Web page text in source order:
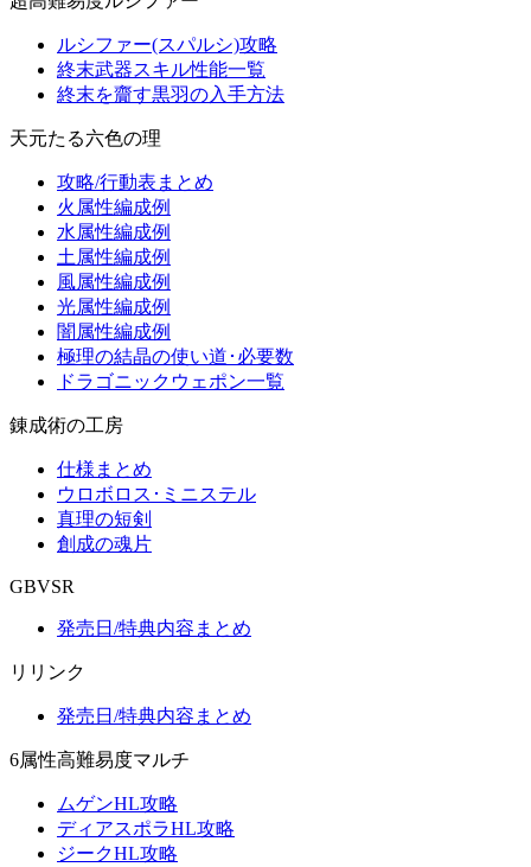
ルシファー(スパルシ)攻略
終末武器スキル性能一覧
終末を齎す黒羽の入手方法
天元たる六色の理
攻略/行動表まとめ
火属性編成例
水属性編成例
土属性編成例
風属性編成例
光属性編成例
闇属性編成例
極理の結晶の使い道･必要数
ドラゴニックウェポン一覧
錬成術の工房
仕様まとめ
ウロボロス･ミニステル
真理の短剣
創成の魂片
GBVSR
発売日/特典内容まとめ
リリンク
発売日/特典内容まとめ
6属性高難易度マルチ
ムゲンHL攻略
ディアスポラHL攻略
ジークHL攻略